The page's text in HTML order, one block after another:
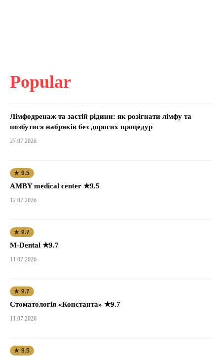
Popular
Лімфодренаж та застій рідини: як розігнати лімфу та
позбутися набряків без дорогих процедур
27.07.2026
★ 9.5
AMBY medical center ★9.5
12.07.2026
★ 9.7
M-Dental ★9.7
11.07.2026
★ 9.7
Стоматологія «Константа» ★9.7
11.07.2026
★ 9.5